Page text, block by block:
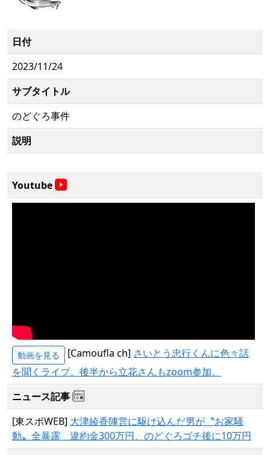
日付
2023/11/24
サブタイトル
のどぐろ事件
説明
Youtube
動画を見る [Camoufla ch] さいとう忠行くんに色々話
を聞くライブ。後半から立花さんもzoom参加。
ニュース記事
[東スポWEB] 大津綾香陣営に駆け込んだ男が〝お家騒
動〟全暴露 違約金300万円、のどぐろゴチ後に10万円